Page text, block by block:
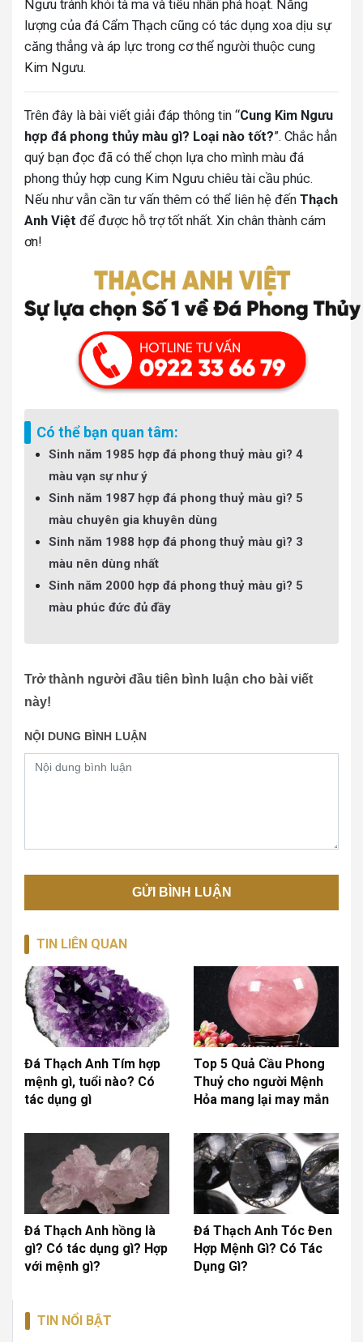
Ngưu tránh khỏi tà ma và tiểu nhân phá hoạt. Năng
lượng của đá Cẩm Thạch cũng có tác dụng xoa dịu sự
căng thẳng và áp lực trong cơ thể người thuộc cung
Kim Ngưu.
Trên đây là bài viết giải đáp thông tin “Cung Kim Ngưu
hợp đá phong thủy màu gì? Loại nào tốt?”. Chắc hẳn
quý bạn đọc đã có thể chọn lựa cho mình màu đá
phong thủy hợp cung Kim Ngưu chiêu tài cầu phúc.
Nếu như vẫn cần tư vấn thêm có thể liên hệ đến Thạch
Anh Việt để được hỗ trợ tốt nhất. Xin chân thành cám
ơn!
Có thể bạn quan tâm:
Sinh năm 1985 hợp đá phong thuỷ màu gì? 4
màu vạn sự như ý
Sinh năm 1987 hợp đá phong thuỷ màu gì? 5
màu chuyên gia khuyên dùng
Sinh năm 1988 hợp đá phong thuỷ màu gì? 3
màu nên dùng nhất
Sinh năm 2000 hợp đá phong thuỷ màu gì? 5
màu phúc đức đủ đầy
Trở thành người đầu tiên bình luận cho bài viết
này!
NỘI DUNG BÌNH LUẬN
TIN NỔI BẬT
TIN LIÊN QUAN
Đá Thạch Anh Tím hợp
mệnh gì, tuổi nào? Có
tác dụng gì
Top 5 Quả Cầu Phong
Thuỷ cho người Mệnh
Hỏa mang lại may mắn
Đá Thạch Anh hồng là
gì? Có tác dụng gì? Hợp
với mệnh gì?
Đá Thạch Anh Tóc Đen
Hợp Mệnh Gì? Có Tác
Dụng Gì?